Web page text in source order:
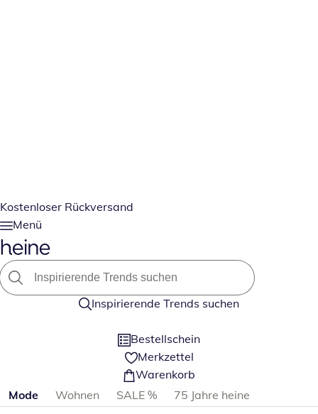
Kostenloser Rückversand
Menü
Inspirierende Trends suchen
Bestellschein
Merkzettel
Warenkorb
Produktkategorien überspringen
Mode Wohnen SALE %
75 Jahre heine